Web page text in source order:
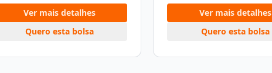
Ver mais detalhes
Quero esta bolsa
Ver mais detalhes
Quero esta bolsa